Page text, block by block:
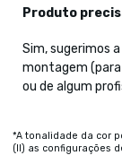
Produto
Sim, sugerimos
montagem (para
ou de algum
*A tonalidade da cor
(II) as configurações